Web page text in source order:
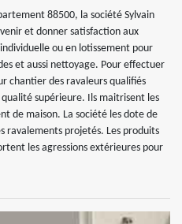
88500, la société Sylvain
et donner satisfaction aux
ou en lotissement pour
et aussi nettoyage. Pour effectuer
chantier des ravaleurs qualifiés
supérieure. Ils maitrisent les
de maison. La société les dote de
ravalements projetés. Les produits
les agressions extérieures pour